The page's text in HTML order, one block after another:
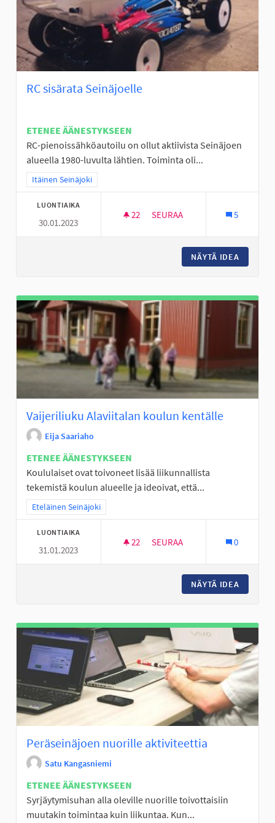
RC sisärata Seinäjoelle
ETENEE ÄÄNESTYKSEEN
RC-pienoissähköautoilu on ollut aktiivista Seinäjoen
alueella 1980-luvulta lähtien. Toiminta oli...
Rajaa tulokset teeman mukaan: Itäinen Seinäjoki
Itäinen Seinäjoki
LUONTIAIKA
30.01.2023
22 22 SEURAAJAA
SEURAA 5
NÄYTÄ IDEA
Vaijeriliuku Alaviitalan koulun kentälle
Eija Saariaho
ETENEE ÄÄNESTYKSEEN
Koululaiset ovat toivoneet lisää liikunnallista
tekemistä koulun alueelle ja ideoivat, että...
Rajaa tulokset teeman mukaan: Eteläinen Seinäjoki
Eteläinen Seinäjoki
LUONTIAIKA
31.01.2023
22 22 SEURAAJAA
SEURAA 0
NÄYTÄ IDEA
Peräseinäjoen nuorille aktiviteettia
Satu Kangasniemi
ETENEE ÄÄNESTYKSEEN
Syrjäytymisuhan alla oleville nuorille toivottaisiin
muutakin toimintaa kuin liikuntaa. Kun...